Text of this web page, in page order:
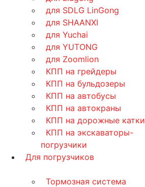
для SDLG LinGong
для SHAANXI
для Yuchai
для YUTONG
для Zoomlion
КПП на грейдеры
КПП на бульдозеры
КПП на автобусы
КПП на автокраны
КПП на дорожные катки
КПП на экскаваторы-
погрузчики
Для погрузчиков
Тормозная система